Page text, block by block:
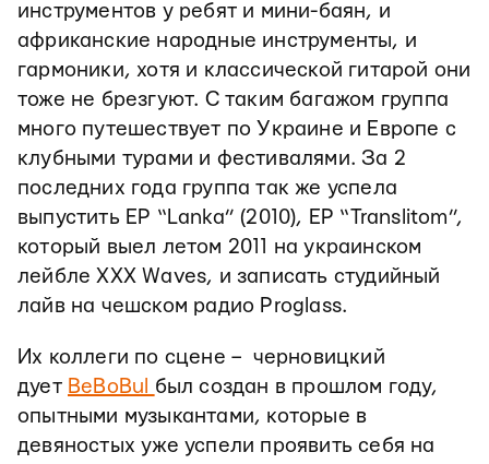
инструментов у ребят и мини-баян, и
африканские народные инструменты, и
гармоники, хотя и классической гитарой они
тоже не брезгуют. С таким багажом группа
много путешествует по Украине и Европе с
клубными турами и фестивалями. За 2
последних года группа так же успела
выпустить EP “Lanka” (2010), EP “Translitom”,
который выел летом 2011 на украинском
лейбле XXX Waves, и записать студийный
лайв на чешском радио Proglass.
Их коллеги по сцене – черновицкий
дует BeBoBul был создан в прошлом году,
опытными музыкантами, которые в
девяностых уже успели проявить себя на